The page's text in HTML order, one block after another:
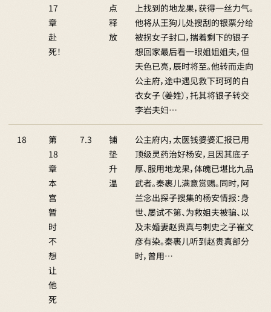
17
章
赴
死！
点
释
放
上找到的地龙果，获得一丝力气。
他将从王狗儿处搜刮的银票分给
被拐女子封口，揣着剩下的银子
想回家最后看一眼姐姐姐夫，但
天色已亮，辰时将至。他转而走向
公主府，途中遇见救下珂珂的白
衣女子（姜姓），托其将银子转交
李岩夫妇…
18
第
18
章
本
宫
暂
时
不
想
让
他
死
7.3
铺
垫
升
温
公主府内，太医钱婆婆汇报已用
顶级灵药治好杨安，且因其底子
厚、服用地龙果，体魄已堪比九品
武者。秦裹儿满意赏赐。同时，阿
兰念出探子搜集的杨安情报：身
世、屡试不第、为救姐夫被骗、以
及未婚妻赵贵真与刺史之子崔文
彦有染。秦裹儿听到赵贵真部分
时，曾用…